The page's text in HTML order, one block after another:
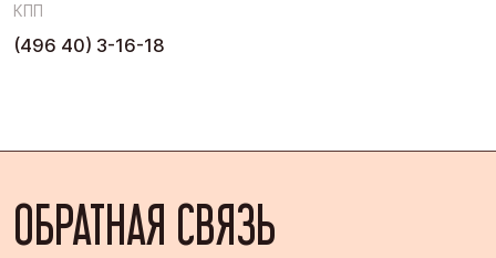
КПП
(496 40) 3-16-18
ОБРАТНАЯ СВЯЗЬ